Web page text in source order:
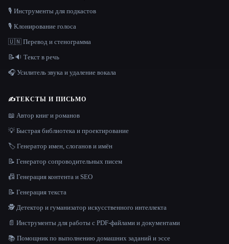
🎙️ Инструменты для подкастов
🎙️ Клонирование голоса
🇺🇳 Перевод и стенограмма
📝🔉 Текст в речь
🎧 Усилитель звука и удаление вокала
✍️ТЕКСТЫ И ПИСЬМО
📖 Автор книг и романов
💡 Быстрая библиотека и проектирование
🏷️ Генератор имен, слоганов и имён
📝 Генератор сопроводительных писем
📠 Генерация контента и SEO
📝 Генерация текста
🕵️ Детектор и гуманизатор искусственного интеллекта
📄 Инструменты для работы с PDF-файлами и документами
📚 Помощник по выполнению домашних заданий и эссе